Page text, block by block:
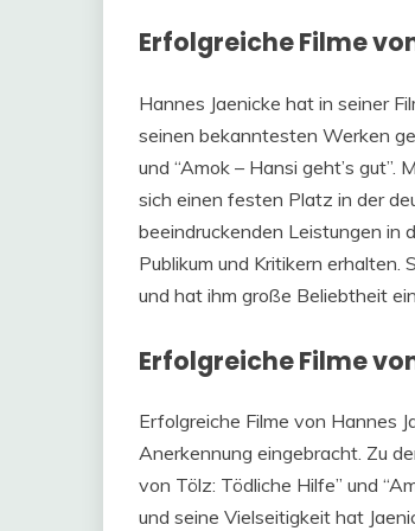
Erfolgreiche Filme
Hannes Jaenicke hat in seiner
seinen bekanntesten Werken
und “Amok – Hansi geht’s
sich einen festen Platz in der
beeindruckenden Leistungen in
Publikum und Kritikern
und hat ihm große Beliebtheit
Erfolgreiche Filme
Erfolgreiche Filme von Hannes
Anerkennung eingebracht. Zu
von Tölz: Tödliche Hilfe” und
und seine Vielseitigkeit hat